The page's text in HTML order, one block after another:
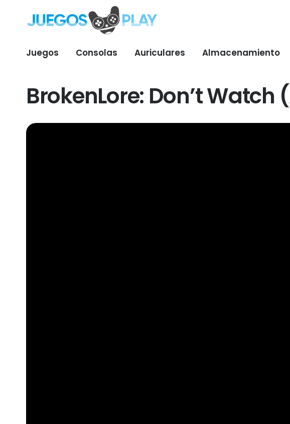
Juegos Consolas Auriculares Almacenamiento
BrokenLore: Don’t